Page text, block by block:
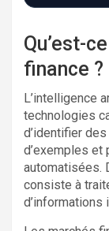
Qu’est-
finance ?
L’intelligence
technologies
d’identifier
d’exemples
automatisées.
consiste à
d’informations